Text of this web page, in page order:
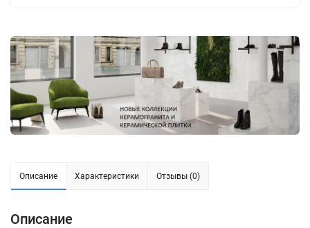
Описание Характеристики Отзывы (0)
Описание